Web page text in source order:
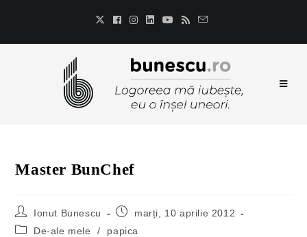
Master BunChef
Ionut Bunescu
marți, 10 aprilie 2012
De-ale mele
/ papica